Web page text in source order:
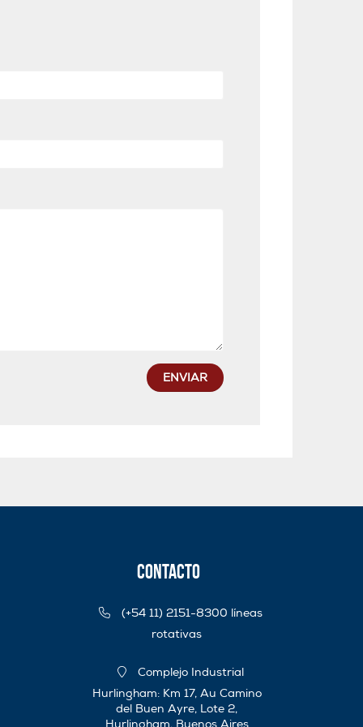
ENVIAR
Contacto
(+54 11) 2151-8300 líneas
rotativas
Complejo Industrial
Hurlingham: Km 17, Au Camino
del Buen Ayre, Lote 2,
Hurlingham, Buenos Aires